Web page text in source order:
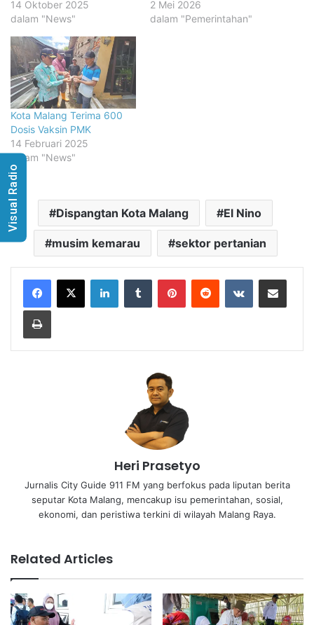
14 Oktober 2025
dalam "News"
2 Mei 2026
dalam "Pemerintahan"
Kota Malang Terima 600
Dosis Vaksin PMK
14 Februari 2025
dalam "News"
Dispangtan Kota Malang El Nino
musim kemarau sektor pertanian
LinkedInTumblr PinterestReddit VKontakteShare via Email
Print
Heri Prasetyo
Jurnalis City Guide 911 FM yang berfokus pada liputan berita
seputar Kota Malang, mencakup isu pemerintahan, sosial,
ekonomi, dan peristiwa terkini di wilayah Malang Raya.
Related Articles
Visual Radio